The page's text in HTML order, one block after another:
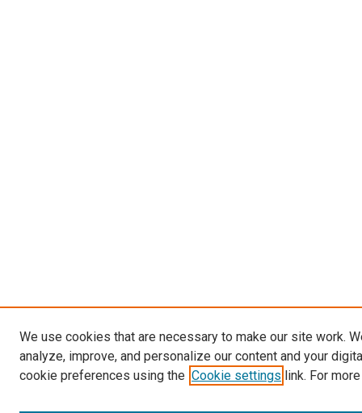
We use cookies that are necessary to make our site work.
analyze, improve, and personalize our content and your
cookie preferences using the Cookie settings link. For